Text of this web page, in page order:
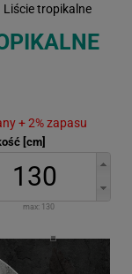
Liście tropikalne
+ 2% zapasu
[cm]
max: 130